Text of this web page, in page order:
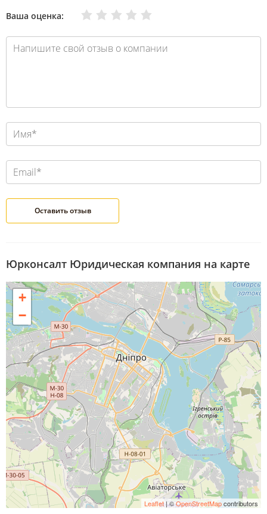
Ваша оценка: Отлично
Хорошо
Нормально
Плохо
Очень плохо
Юрконсалт Юридическая компания на карте
+
−
Leaflet| ©OpenStreetMapcontributors